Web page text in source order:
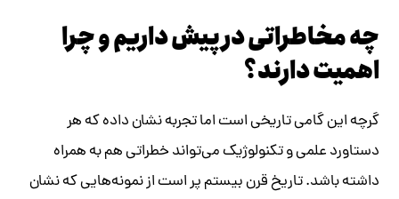
چه مخاطراتی در پیش داریم و چرا
اهمیت دارند؟
گرچه این گامی تاریخی است اما تجربه نشان داده که هر
دستاورد علمی و تکنولوژیک می‌تواند خطراتی هم به همراه
داشته باشد. تاریخ قرن بیستم پر است از نمونه‌هایی که نشان